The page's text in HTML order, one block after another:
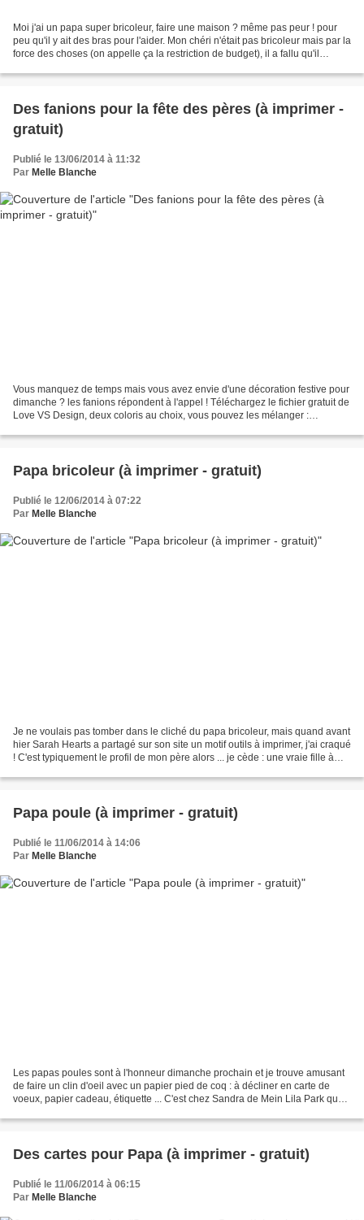
Moi j'ai un papa super bricoleur, faire une maison ? même pas peur ! pour
peu qu'il y ait des bras pour l'aider. Mon chéri n'était pas bricoleur mais par la
force des choses (on appelle ça la restriction de budget), il a fallu qu'il
Des fanions pour la fête des pères (à imprimer -
gratuit)
Publié le 13/06/2014 à 11:32
Par Melle Blanche
Vous manquez de temps mais vous avez envie d'une décoration festive pour
dimanche ? les fanions répondent à l'appel ! Téléchargez le fichier gratuit de
Love VS Design, deux coloris au choix, vous pouvez les mélanger :
Papa bricoleur (à imprimer - gratuit)
Publié le 12/06/2014 à 07:22
Par Melle Blanche
Je ne voulais pas tomber dans le cliché du papa bricoleur, mais quand avant
hier Sarah Hearts a partagé sur son site un motif outils à imprimer, j'ai craqué
! C'est typiquement le profil de mon père alors ... je cède : une vraie fille à
Papa poule (à imprimer - gratuit)
Publié le 11/06/2014 à 14:06
Par Melle Blanche
Les papas poules sont à l'honneur dimanche prochain et je trouve amusant
de faire un clin d'oeil avec un papier pied de coq : à décliner en carte de
voeux, papier cadeau, étiquette ... C'est chez Sandra de Mein Lila Park que
Des cartes pour Papa (à imprimer - gratuit)
Publié le 11/06/2014 à 06:15
Par Melle Blanche